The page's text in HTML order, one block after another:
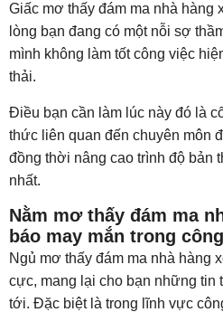
Giấc mơ thấy đám ma nhà hàng
lòng bạn đang có một nỗi sợ
mình không làm tốt công việc
thải.
Điều bạn cần làm lúc này đó là
thức liên quan đến chuyên môn
đồng thời nâng cao trình độ bản
nhất.
Nằm mơ thấy đám ma
báo may mắn trong
Ngủ mơ thấy đám ma nhà hàng
cực, mang lại cho bạn những tin
tới. Đặc biệt là trong lĩnh vực